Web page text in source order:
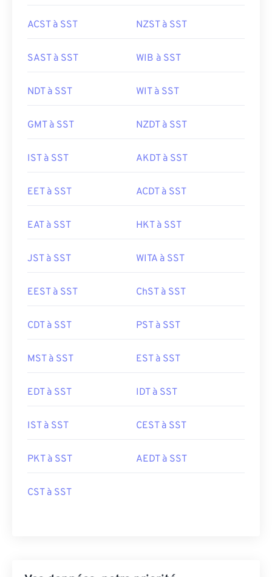
ACST à SST NZST à SST
SAST à SST WIB à SST
NDT à SST WIT à SST
GMT à SST NZDT à SST
IST à SST AKDT à SST
EET à SST ACDT à SST
EAT à SST HKT à SST
JST à SST WITA à SST
EEST à SST ChST à SST
CDT à SST PST à SST
MST à SST EST à SST
EDT à SST IDT à SST
IST à SST CEST à SST
PKT à SST AEDT à SST
CST à SST